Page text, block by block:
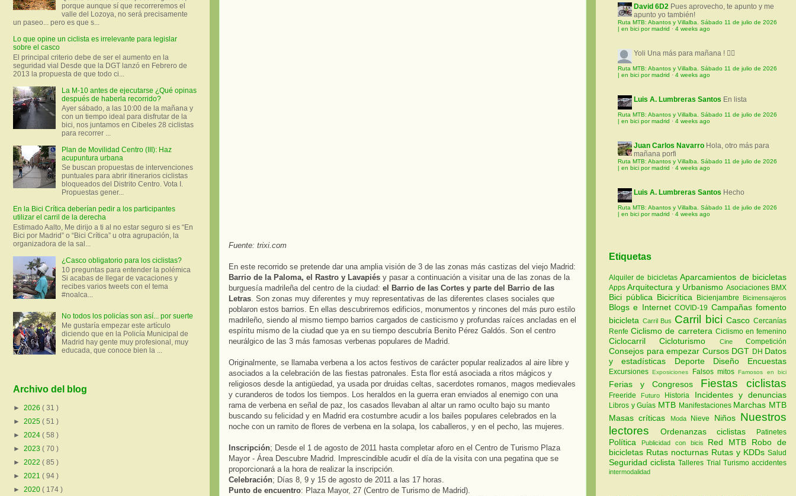
Fuente: trixi.com
En este recorrido se pretende dar una amplia visión de 3 de las zonas más castizas del viejo Madrid:
Barrio de la Paloma, el Rastro y Lavapiés y pasar a continuación a visitar una de las zonas de la
burguesía madrileña del centro de la ciudad: el Barrio de las Cortes y parte del Barrio de las
Letras. Son zonas muy diferentes y muy representativas de las diferentes clases sociales que
poblaron estos barrios. En ellas descubriremos edificios, monumentos y rincones del más puro estilo
madrileño, siendo al mismo tiempo barrios cargados de casticismo y profundas raíces ancladas en el
espíritu mismo de la ciudad que ya en su tiempo descubría Benito Pérez Galdós. Son el centro
neurálgico de las 3 más famosas verbenas populares de Madrid.
Originalmente, se llamaba verbena a los actos festivos de carácter popular realizados al aire libre y
asociados a la celebración de las fiestas patronales. Esta flor está asociada a ritos mágicos y
religiosos desde la antigüedad, ya usada por druidas celtas, sacerdotes romanos, magos medievales
y curanderos de todos los tiempos. Los heraldos en la guerra eran enviados al enemigo con una
rama de verbena en señal de paz, los casados llevaban al altar un ramo oculto bajo su manto
buscando su felicidad y en Madrid era costumbre acudir a los bailes populares celebrados en la
noche con un ramito de flores de verbena en la solapa, los caballeros, y en el pecho, las mujeres.
Inscripción; Desde el 1 de agosto de 2011 hasta completar aforo en el Centro de Turismo Plaza
Mayor - Área Descubre Madrid. Imprescindible acudir el día de la visita con una pegatina que se
proporcionará a la hora de realizar la inscripción.
Celebración; Días 8, 9 y 15 de agosto de 2011 a las 17 horas.
Punto de encuentro: Plaza Mayor, 27 (Centro de Turismo de Madrid).
porque aunque sí que recorreremos el
valle del Lozoya, no será precisamente
un paseo... pero es que s...
Lo que opine un ciclista es irrelevante para legislar
sobre el casco
El principal criterio debe de ser el aumento en la
seguridad vial Desde que la DGT lanzó en Febrero de
2013 la propuesta de que todo ci...
La M-10 antes de ejecutarse ¿Qué opinas
después de haberla recorrido?
Ayer sábado, a las 10:00 de la mañana y
con un tiempo ideal para disfrutar de la
bici, nos juntamos en Cibeles 28 ciclistas
para recorrer ...
Plan de Movilidad Centro (III): Haz
acupuntura urbana
Se buscan propuestas de intervenciones
puntuales para abrir itinerarios ciclistas
bloqueados del Distrito Centro. Vota I.
Propuestas gener...
En la Bici Crítica deberían pedir a los participantes
utilizar el carril de la derecha
Estimado Aalto, Me dirijo a ti al no estar seguro si es “En
Bici por Madrid” o “Bici Crítica” u otra agrupación, la
organizadora de la sal...
¿Casco obligatorio para los ciclistas?
10 preguntas para entender la polémica
Si acabas de llegar de vacaciones y
recibes varios tweets con el tema
#noalca...
No todos los policías son así... por suerte
Me gustaría empezar este artículo
diciendo que en la Policía Municipal de
Madrid hay gente muy profesional, muy
educada, que conoce bien la ...
Archivo del blog
► 2026 ( 31 )
► 2025 ( 51 )
► 2024 ( 58 )
► 2023 ( 70 )
► 2022 ( 85 )
► 2021 ( 94 )
► 2020 ( 174 )
David 6D2 Pues aprovecho, te apunto y me
apunto yo también!
Ruta MTB: Abantos y Villalba. Sábado 11 de julio de 2026
| en bici por madrid · 4 weeks ago
Yoli Una más para mañana ! 🚵‍♀️
Ruta MTB: Abantos y Villalba. Sábado 11 de julio de 2026
| en bici por madrid · 4 weeks ago
Luis A. Lumbreras Santos En lista
Ruta MTB: Abantos y Villalba. Sábado 11 de julio de 2026
| en bici por madrid · 4 weeks ago
Juan Carlos Navarro Hola, otro más para
mañana porfi
Ruta MTB: Abantos y Villalba. Sábado 11 de julio de 2026
| en bici por madrid · 4 weeks ago
Luis A. Lumbreras Santos Hecho
Ruta MTB: Abantos y Villalba. Sábado 11 de julio de 2026
| en bici por madrid · 4 weeks ago
Etiquetas
Alquiler de bicicletasAparcamientos de bicicletas
AppsArquitectura y Urbanismo Asociaciones BMX
Bici pública Bicicrítica Bicienjambre Bicimensajeros
Blogs e InternetCOVID-19 Campañas fomento
bicicleta Carril Bus Carril biciCascoCercanías
RenfeCiclismo de carretera Ciclismo en femenino
CiclocarrilCicloturismo CineCompetición
Consejos para empezar Cursos DGT DH Datos
y estadísticas Deporte Diseño Encuestas
ExcursionesExposiciones Falsos mitosFamosos en bici
Ferias y Congresos Fiestas ciclistas
Freeride Futuro Historia Incidentes y denuncias
Libros y Guías MTB Manifestaciones Marchas MTB
Masas críticas
Moda Nieve Niños Nuestros
lectores
Ordenanzas ciclistas Patinetes
Política Publicidad con bicis Red MTB Robo de
bicicletas Rutas nocturnas Rutas y KDDs Salud
Seguridad ciclistaTalleres Trial Turismoaccidentes
intermodalidad